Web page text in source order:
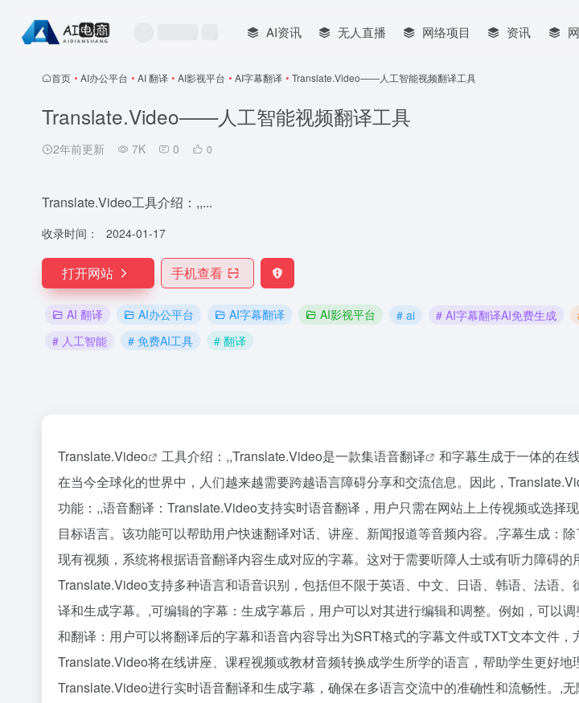
AI资讯 无人直播 网络项目 资讯
首页 • AI办公平台 • AI 翻译 • AI影视平台 • AI字幕翻译 • Translate.Video——人工智能视频翻译工具
Translate.Video——人工智能视频翻译工具
2年前更新 7K 0 0
Translate.Video工具介绍：,,...
收录时间： 2024-01-17
打开网站 手机查看
AI 翻译 AI办公平台 AI字幕翻译 AI影视平台 # ai # AI字幕翻译AI免费生成
# 人工智能
# 免费AI工具 # 翻译
Translate.Video 工具介绍：,,Translate.Video是一款集语音翻译
和字幕生成于一体的在
在当今全球化的世界中，人们越来越需要跨越语言障碍分享和交流信息。因此，
功能：,,语音翻译：Translate.Video支持实时语音翻译，用户只需在网站上上传视频或选
目标语言。该功能可以帮助用户快速翻译对话、讲座、新闻报道等音频内容。,字幕生成：
现有视频，系统将根据语音翻译内容生成对应的字幕。这对于需要听障人士或有听力障碍
Translate.Video支持多种语言和语音识别，包括但不限于英语、中文、日语、韩语、法语
译和生成字幕。,可编辑的字幕：生成字幕后，用户可以对其进行编辑和调整。例如，可以
和翻译：用户可以将翻译后的字幕和语音内容导出为SRT格式的字幕文件或TXT文本文件
Translate.Video将在线讲座、课程视频或教材音频转换成学生所学的语言，帮助学生更好
Translate.Video进行实时语音翻译和生成字幕，确保在多语言交流中的准确性和流畅性。,